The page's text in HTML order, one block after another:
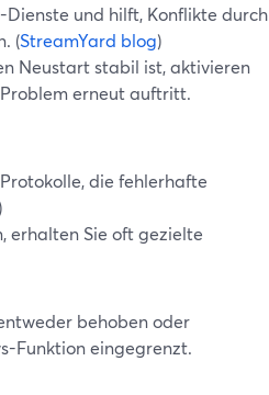
und hilft, Konflikte durch
(StreamYard blog)
Neustart stabil ist, aktivieren
erneut auftritt.
die fehlerhafte
)
erhalten Sie oft gezielte
behoben oder
Funktion eingegrenzt.